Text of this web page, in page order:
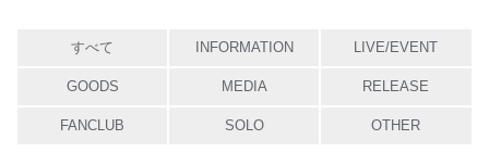
すべて INFORMATION LIVE/EVENT
GOODS MEDIA RELEASE
FANCLUB SOLO OTHER